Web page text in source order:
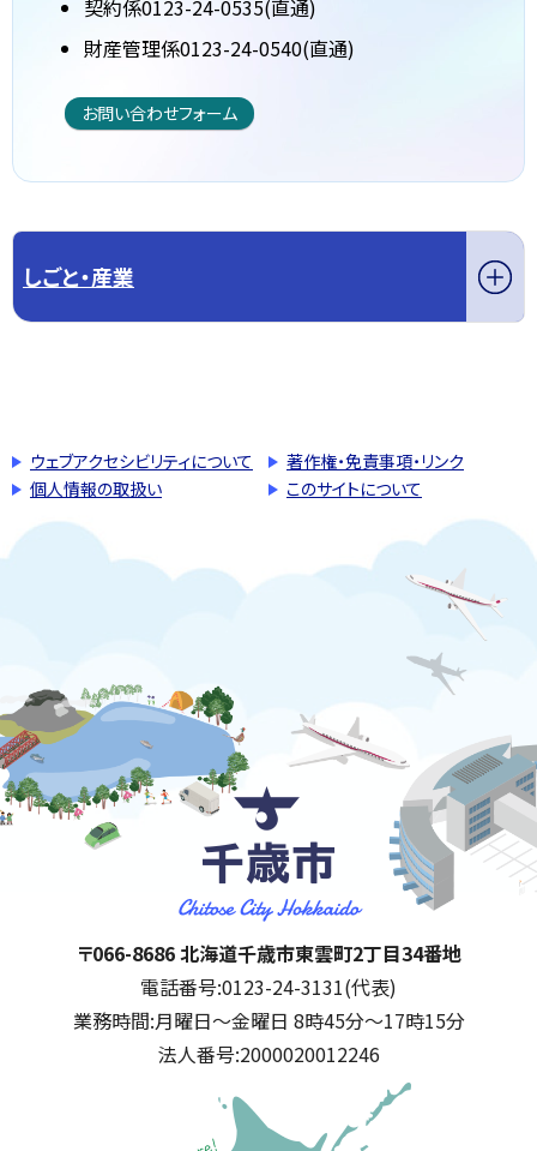
契約係0123-24-0535(直通)
財産管理係0123-24-0540(直通)
お問い合わせフォーム
しごと・産業
ウェブアクセシビリティについて
著作権・免責事項・リンク
個人情報の取扱い
このサイトについて
千歳市
住所:
〒066-8686 北海道千歳市東雲町2丁目34番地
電話番号:0123-24-3131(代表)
業務時間:月曜日～金曜日 8時45分～17時15分
法人番号:2000020012246